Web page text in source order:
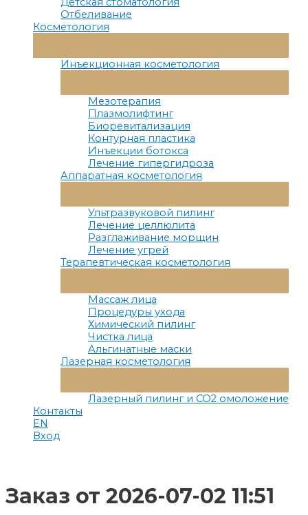
Отбеливание
Косметология
Меню
Инъекционная косметология
Меню
Мезотерапия
Плазмолифтинг
Биоревитализация
Контурная пластика
Инъекции ботокса
Лечение гипергидроза
Аппаратная косметология
Меню
Ультразвуковой пилинг
Лечение целлюлита
Разглаживание морщин
Лечение угрей
Терапевтическая косметология
Меню
Массаж лица
Процедуры ухода
Химический пилинг
Чистка лица
Альгинатные маски
Лазерная косметология
Меню
Лазерный пилинг и СО2 омоложение
Контакты
EN
Вход
Заказ от 2026-07-02 11:51